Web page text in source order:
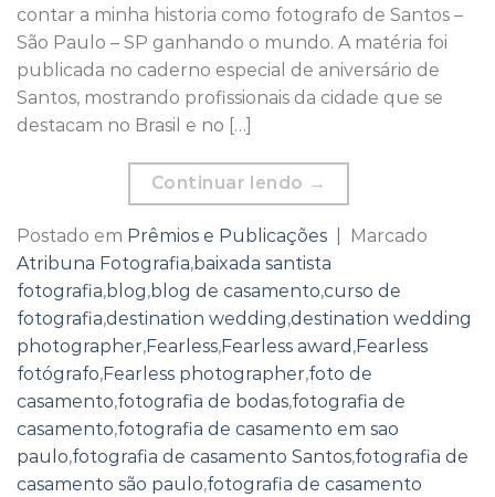
contar a minha historia como fotografo de Santos –
São Paulo – SP ganhando o mundo. A matéria foi
publicada no caderno especial de aniversário de
Santos, mostrando profissionais da cidade que se
destacam no Brasil e no […]
Continuar lendo →
Postado em Prêmios e Publicações
Marcado
Atribuna Fotografia,baixada santista
fotografia,blog,blog de casamento,curso de
fotografia,destination wedding,destination wedding
photographer,Fearless,Fearless award ,Fearless
fotógrafo,Fearless photographer,foto de
casamento,fotografia de bodas,fotografia de
casamento,fotografia de casamento em sao
paulo,fotografia de casamento Santos,fotografia de
casamento são paulo,fotografia de casamento